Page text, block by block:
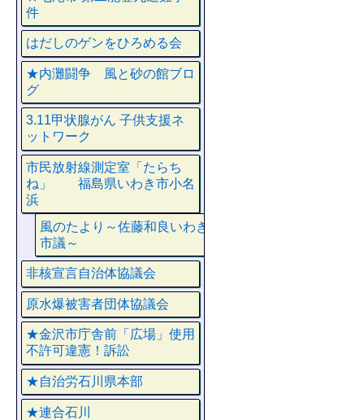
件
はだしのゲンをひろめる会
★内灘闘争 風と砂の館ブロ
グ
3.11甲状腺がん 子供支援ネ
ットワーク
市民放射線測定室「たらち
ね」 福島県いわき市小名
浜
風のたより～佐藤和良いわき
市議～
非核宣言自治体協議会
原水爆被害者団体協議会
★金沢市庁舎前「広場」使用
不許可違憲！訴訟
★自治労石川県本部
★連合石川